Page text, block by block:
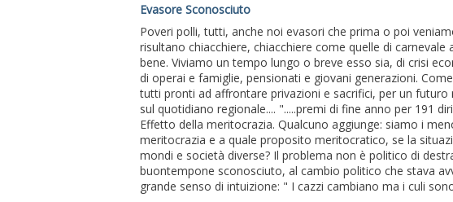
Evasore Sconosciuto
Poveri polli, tutti, anche noi evasori che prima o poi
risultano chiacchiere, chiacchiere come quelle di
bene. Viviamo un tempo lungo o breve esso sia, di crisi
di operai e famiglie, pensionati e giovani generazioni.
tutti pronti ad affrontare privazioni e sacrifici, per un futuro
sul quotidiano regionale.... ".....premi di fine anno per 191
Effetto della meritocrazia. Qualcuno aggiunge: siamo i
meritocrazia e a quale proposito meritocratico, se la
mondi e società diverse? Il problema non è politico di
buontempone sconosciuto, al cambio politico che stava
grande senso di intuizione: " I cazzi cambiano ma i culi